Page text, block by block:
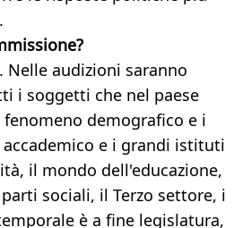
Nelle audizioni saranno
i soggetti che nel paese
demografico e i
e i grandi istituti
il mondo dell'educazione,
sociali, il Terzo settore, i
è a fine legislatura,